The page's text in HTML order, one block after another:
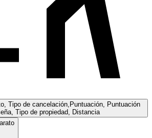
Tipo de cancelación,Puntuación, Puntuación
Tipo de propiedad, Distancia